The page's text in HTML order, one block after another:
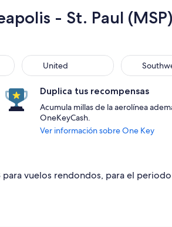
- St. Paul
United
United Southwest
Duplica tus recompensas
Acumula millas de la aerolínea
OneKeyCash.
Ver información sobre One Key
vuelos rendondos, para el periodo